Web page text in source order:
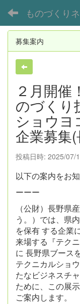
ものづくり
募集案内
２月開催
のづくり
ショウヨ
企業募集
投稿日時: 2025/07/
以下の案内をお
ーーー
（公財）長野県
う。）では、県
を保有 する企業
来場する『テク
に 長野県ブース
テクニカルショ
たなビジネスチ
ために、この展
ご案内します。